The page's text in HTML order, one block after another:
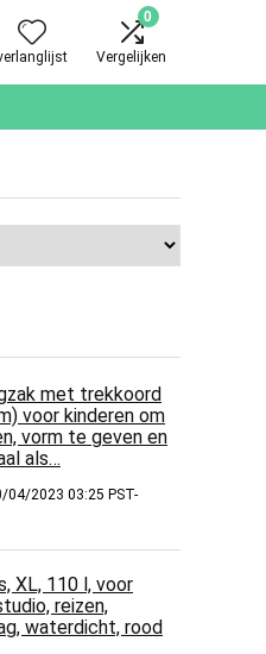
0
Vergelijken
met trekkoord
voor kinderen om
vorm te geven en
als…
04/2023 03:25 PST-
XL, 110 l, voor
reizen,
waterdicht, rood